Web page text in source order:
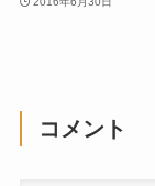
コメント